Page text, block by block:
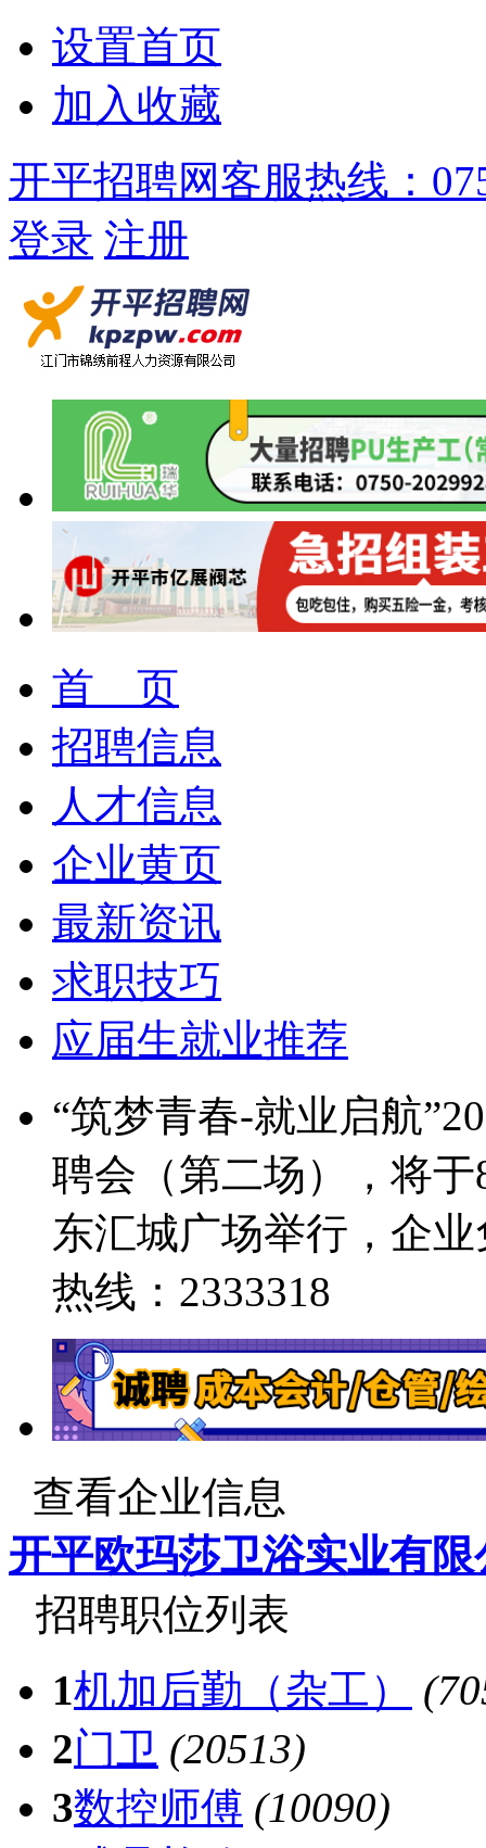
设置首页
加入收藏
开平招聘网客服热线：
登录 注册
首 页
招聘信息
人才信息
企业黄页
最新资讯
求职技巧
应届生就业推荐
“筑梦青春-就业启航
聘会（第二场），将
东汇城广场举行，企
热线：2333318
查看企业信息
开平欧玛莎卫浴实业有限
招聘职位列表
1机加后勤（杂工）
2门卫 (20513)
3数控师傅 (10090)